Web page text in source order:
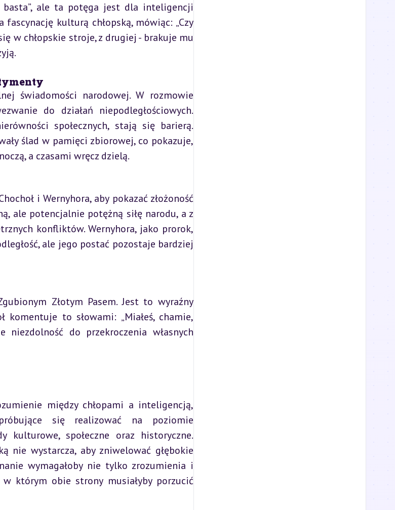
basta”, ale ta potęga jest dla inteligencji
kulturą chłopską, mówiąc: „Czy
w chłopskie stroje, z drugiej - brakuje mu
świadomości narodowej. W rozmowie
do działań niepodległościowych.
społecznych, stają się barierą.
ślad w pamięci zbiorowej, co pokazuje,
a czasami wręcz dzielą.
i Wernyhora, aby pokazać złożoność
ale potencjalnie potężną siłę narodu, a z
konfliktów. Wernyhora, jako prorok,
ale jego postać pozostaje bardziej
Złotym Pasem. Jest to wyraźny
komentuje to słowami: „Miałeś, chamie,
do przekroczenia własnych
między chłopami a inteligencją,
się realizować na poziomie
kulturowe, społeczne oraz historyczne.
nie wystarcza, aby zniwelować głębokie
wymagałoby nie tylko zrozumienia i
którym obie strony musiałyby porzucić